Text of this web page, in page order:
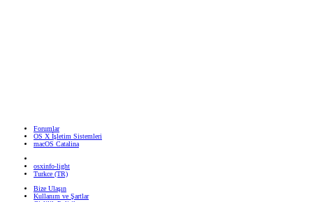
Forumlar
OS X İşletim Sistemleri
macOS Catalina
osxinfo-light
Turkce (TR)
Bize Ulaşın
Kullanım ve Şartlar